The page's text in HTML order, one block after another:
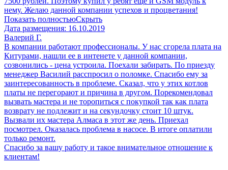
нему. Желаю данной компании успехов и процветания!
Показать полностьюСкрыть
Дата размещения: 16.10.2019
Валерий Г.
В компании работают профессионалы. У нас сгорела плата на
Китурами, нашли ее в интенете у данной компании,
созвонились - цена устроила. Поехали забирать. По приезду
менеджер Василий расспросил о поломке. Спасибо ему за
заинтересованность в проблеме. Сказал, что у этих котлов
платы не перегорают и причина в другом. Порекомендовал
вызвать мастера и не торопиться с покупкой так как плата
возврату не подлежит и на секундочку стоит 10 штук.
Вызвали их мастера Алмаса в этот же день. Приехал
посмотрел. Оказалась проблема в насосе. В итоге оплатили
только ремонт.
Спасибо за вашу работу и такое внимательное отношение к
клиентам!